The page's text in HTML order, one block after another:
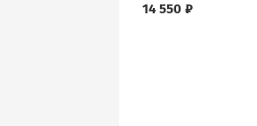
14 550 ₽